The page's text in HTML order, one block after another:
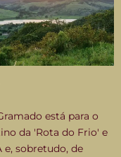
está para o
da 'Rota do Frio' e
sobretudo, de